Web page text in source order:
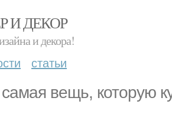
И ДЕКОР
и декора!
статьи
вещь, которую